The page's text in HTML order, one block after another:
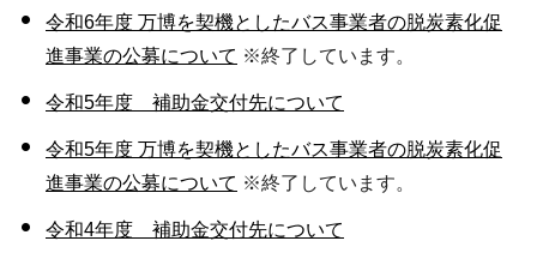
令和6年度 万博を契機としたバス事業者の脱炭素化促
進事業の公募について ※終了しています。
令和5年度 補助金交付先について
令和5年度 万博を契機としたバス事業者の脱炭素化促
進事業の公募について ※終了しています。
令和4年度 補助金交付先について